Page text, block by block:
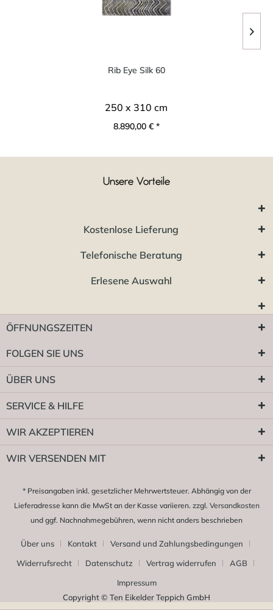
Rib Eye Silk 60
250 x 310 cm
8.890,00 € *
Unsere Vorteile
Kostenlose Lieferung
Telefonische Beratung
Erlesene Auswahl
ÖFFNUNGSZEITEN
FOLGEN SIE UNS
ÜBER UNS
SERVICE & HILFE
WIR AKZEPTIEREN
WIR VERSENDEN MIT
* Preisangaben inkl. gesetzlicher Mehrwertsteuer. Abhängig von der
Lieferadresse kann die MwSt an der Kasse variieren. zzgl. Versandkosten
und ggf. Nachnahmegebühren, wenn nicht anders beschrieben
Über uns Kontakt
Versand und Zahlungsbedingungen
Widerrufsrecht
Datenschutz Vertrag widerrufen
AGB
Impressum
Copyright © Ten Eikelder Teppich GmbH